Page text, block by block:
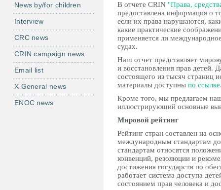
В отчете CRIN "Права,
предоставлена информация о
если их права нарушаются,
какие практические
применяется ли
судах.
Нaш отчет представляет
и восстановления прав детей.
состоящего из тысяч страниц
материалы доступны по ссылке
Кроме того, мы предлагаем
иллюстрирующий основные
Мировой рейтинг
Рейтинг стран составлен на
международным стандартам
стандартам относятся
конвенций, резолюции и
достижения государств по
работает система доступа
состоянием прав человека и
News by/for children
Interview
CRC news
CRIN campaign news
Email list
X General news
ENOC news